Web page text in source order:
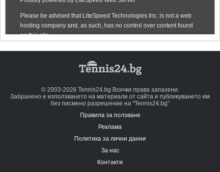
© 2003-2026 Tennis24.bg Всички права запазени.
Забранено е използването на материали от сайта и публикуването им
без писмено разрешение на "Tennis24.bg"
Правила за ползване
Реклама
Политика за лични данни
За нас
Контакти